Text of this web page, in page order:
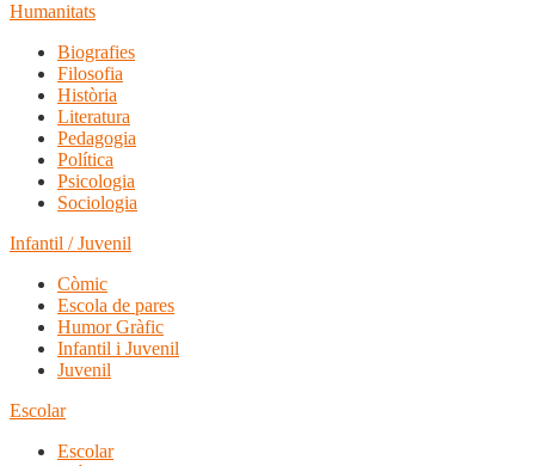
Humanitats
Biografies
Filosofia
Història
Literatura
Pedagogia
Política
Psicologia
Sociologia
Infantil / Juvenil
Còmic
Escola de pares
Humor Gràfic
Infantil i Juvenil
Juvenil
Escolar
Escolar